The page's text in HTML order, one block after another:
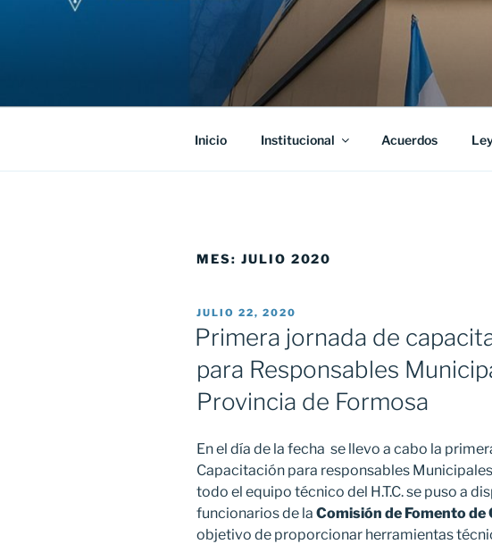
Inicio Institucional Acuerdos
MES: JULIO 2020
PUBLICADO
EL
JULIO 22, 2020
Primera jornada de
para Responsables
Provincia de Formosa
En el día de la fecha se llevo a cabo la
Capacitación para responsables
todo el equipo técnico del H.T.C. se puso a
funcionarios de la Comisión de Fomento de
objetivo de proporcionar herramientas